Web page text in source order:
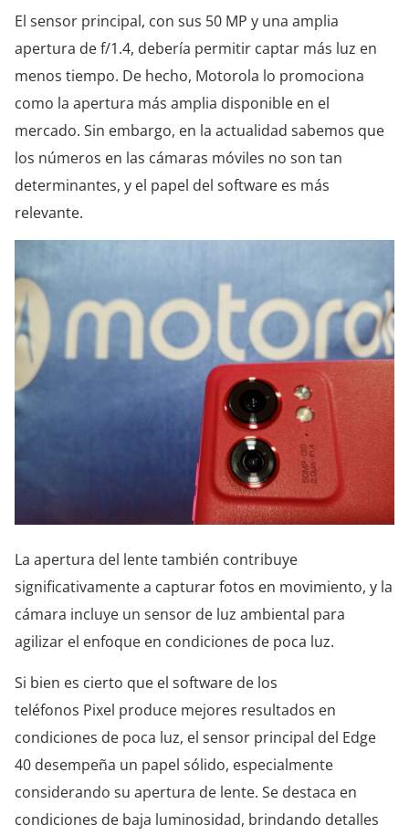
El sensor principal, con sus 50 MP y una amplia
apertura de f/1.4, debería permitir captar más luz en
menos tiempo. De hecho, Motorola lo promociona
como la apertura más amplia disponible en el
mercado. Sin embargo, en la actualidad sabemos que
los números en las cámaras móviles no son tan
determinantes, y el papel del software es más
relevante.
La apertura del lente también contribuye
significativamente a capturar fotos en movimiento, y la
cámara incluye un sensor de luz ambiental para
agilizar el enfoque en condiciones de poca luz.
Si bien es cierto que el software de los
teléfonos Pixel produce mejores resultados en
condiciones de poca luz, el sensor principal del Edge
40 desempeña un papel sólido, especialmente
considerando su apertura de lente. Se destaca en
condiciones de baja luminosidad, brindando detalles